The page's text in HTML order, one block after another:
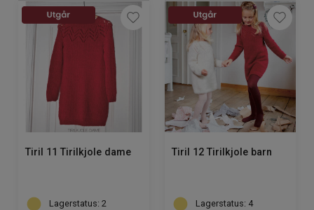
Tiril 11 Tirilkjole dame
Lagerstatus: 2
Tiril 12 Tirilkjole barn
Lagerstatus: 4